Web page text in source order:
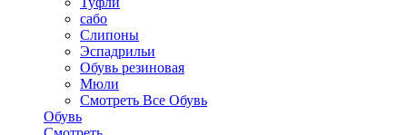
сабо
Слипоны
Эспадрильи
Обувь резиновая
Мюли
Смотреть Все Обувь
Обувь